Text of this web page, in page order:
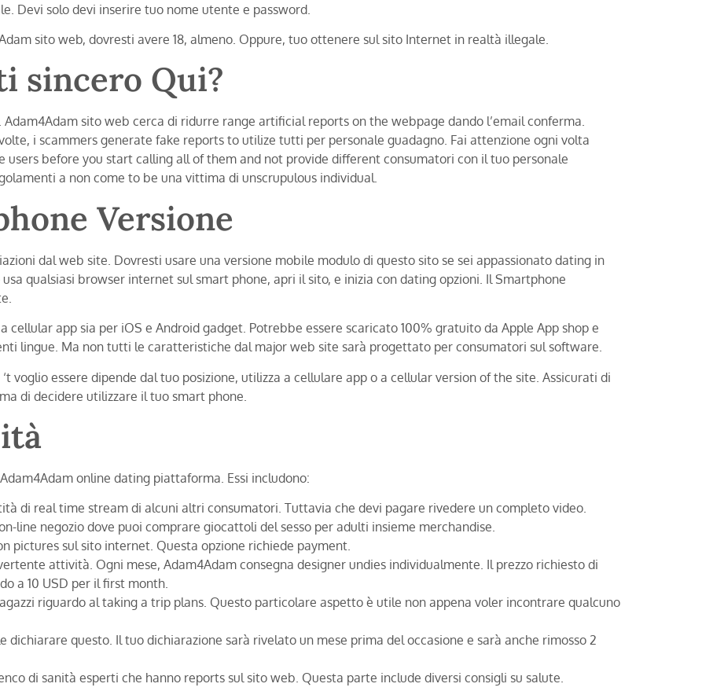
Devi solo devi inserire tuo nome utente e password.
sito web, dovresti avere 18, almeno. Oppure, tuo ottenere sul sito Internet in realtà illegale.
sincero Qui?
sito web cerca di ridurre range artificial reports on the webpage dando l’email conferma.
i scammers generate fake reports to utilize tutti per personale guadagno. Fai attenzione ogni volta
users before you start calling all of them and not provide different consumatori con il tuo personale
a non come to be una vittima di unscrupulous individual.
Versione
dal web site. Dovresti usare una versione mobile modulo di questo sito se sei appassionato dating in
qualsiasi browser internet sul smart phone, apri il sito, e inizia con dating opzioni. Il Smartphone
cellular app sia per iOS e Android gadget. Potrebbe essere scaricato 100% gratuito da Apple App shop e
lingue. Ma non tutti le caratteristiche dal major web site sarà progettato per consumatori sul software.
voglio essere dipende dal tuo posizione, utilizza a cellulare app o a cellular version of the site. Assicurati di
di decidere utilizzare il tuo smart phone.
online dating piattaforma. Essi includono:
di real time stream di alcuni altri consumatori. Tuttavia che devi pagare rivedere un completo video.
line negozio dove puoi comprare giocattoli del sesso per adulti insieme merchandise.
pictures sul sito internet. Questa opzione richiede payment.
attività. Ogni mese, Adam4Adam consegna designer undies individualmente. Il prezzo richiesto di
a 10 USD per il first month.
riguardo al taking a trip plans. Questo particolare aspetto è utile non appena voler incontrare qualcuno
dichiarare questo. Il tuo dichiarazione sarà rivelato un mese prima del occasione e sarà anche rimosso 2
di sanità esperti che hanno reports sul sito web. Questa parte include diversi consigli su salute.